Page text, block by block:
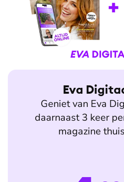
Eva
Geniet van Eva
daarnaast 3 keer
magazine